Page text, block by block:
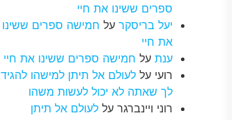
ספרים ששינו את חיי
יעל בריסקרעל חמישה ספרים ששינו
את חיי
ענתעל חמישה ספרים ששינו את חיי
רועי על לעולם אל תיתן למישהו להגיד
לך שאתה לא יכול לעשות משהו
רוני ויינברגרעל לעולם אל תיתן